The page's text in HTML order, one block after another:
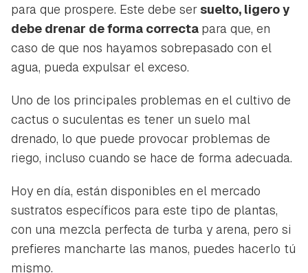
Guardar como favorito
para que prospere. Este debe ser suelto, ligero y
debe drenar de forma correcta para que, en
caso de que nos hayamos sobrepasado con el
agua, pueda expulsar el exceso.
Uno de los principales problemas en el cultivo de
cactus o suculentas es tener un suelo mal
drenado, lo que puede provocar problemas de
riego, incluso cuando se hace de forma adecuada.
Hoy en día, están disponibles en el mercado
sustratos específicos para este tipo de plantas,
con una mezcla perfecta de turba y arena, pero si
prefieres mancharte las manos, puedes hacerlo tú
mismo.
Contenido enviado